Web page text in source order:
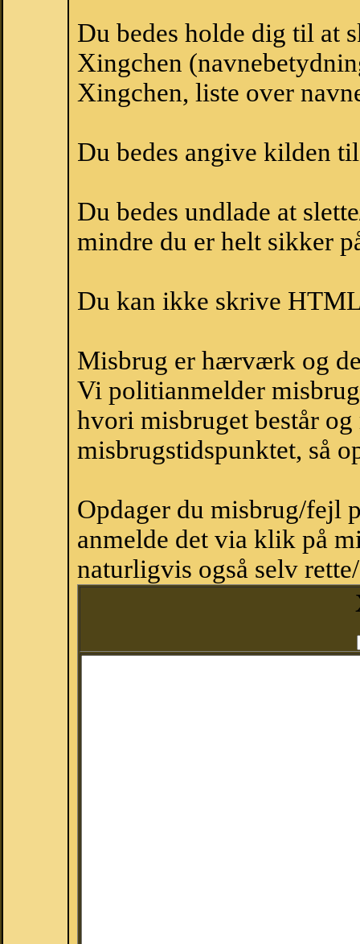
Du bedes holde dig til at
Xingchen
Xingchen, liste over
Du bedes angive kilden
Du bedes undlade at
mindre du er helt sikker
Du kan ikke skrive
Misbrug er hærværk og
Vi politianmelder
hvori misbruget består
misbrugstidspunktet, så
Opdager du misbrug/fejl
anmelde det via klik på
naturligvis også selv